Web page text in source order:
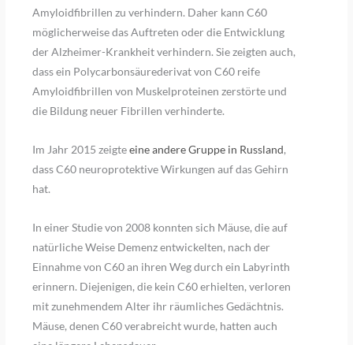
Amyloidfibrillen zu verhindern. Daher kann C60
möglicherweise das Auftreten oder die Entwicklung
der Alzheimer-Krankheit verhindern. Sie zeigten auch,
dass ein Polycarbonsäurederivat von C60 reife
Amyloidfibrillen von Muskelproteinen zerstörte und
die Bildung neuer Fibrillen verhinderte.
Im Jahr 2015 zeigteeine andere Gruppe in Russland,
dass C60 neuroprotektive Wirkungen auf das Gehirn
hat.
In einer Studie von 2008 konnten sich Mäuse, die auf
natürliche Weise Demenz entwickelten, nach der
Einnahme von C60 an ihren Weg durch ein Labyrinth
erinnern. Diejenigen, die kein C60 erhielten, verloren
mit zunehmendem Alter ihr räumliches Gedächtnis.
Mäuse, denen C60 verabreicht wurde, hatten auch